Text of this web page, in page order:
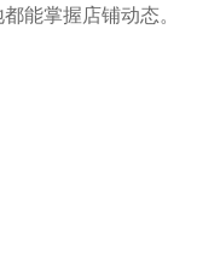
能掌握店铺动态。